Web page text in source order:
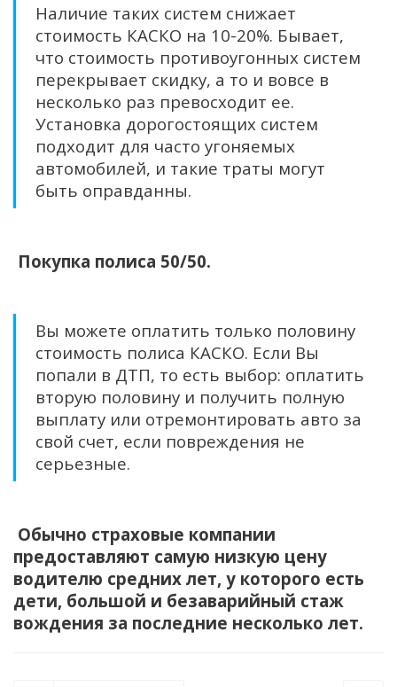
Наличие таких систем снижает
стоимость КАСКО на 10-20%. Бывает,
что стоимость противоугонных систем
перекрывает скидку, а то и вовсе в
несколько раз превосходит ее.
Установка дорогостоящих систем
подходит для часто угоняемых
автомобилей, и такие траты могут
быть оправданны.
Покупка полиса 50/50.
Вы можете оплатить только половину
стоимость полиса КАСКО. Если Вы
попали в ДТП, то есть выбор: оплатить
вторую половину и получить полную
выплату или отремонтировать авто за
свой счет, если повреждения не
серьезные.
Обычно страховые компании
предоставляют самую низкую цену
водителю средних лет, у которого есть
дети, большой и безаварийный стаж
вождения за последние несколько лет.